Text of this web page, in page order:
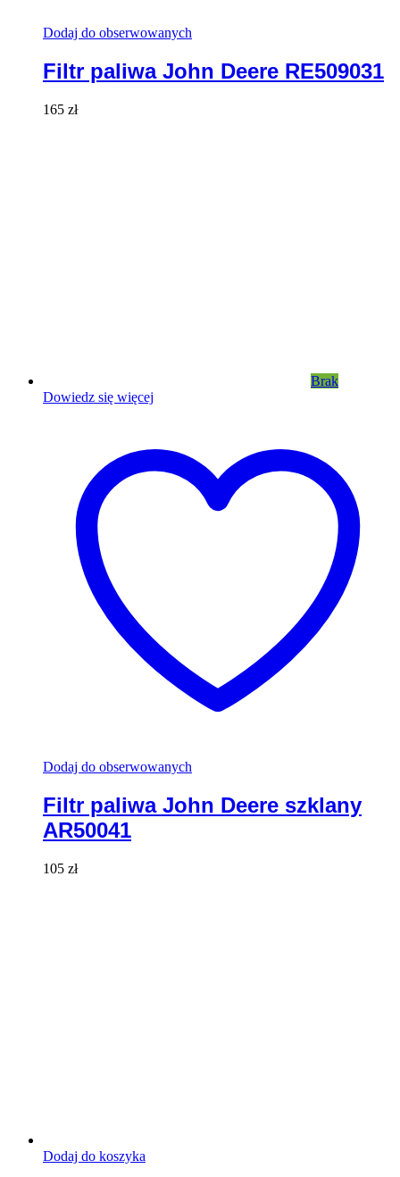
Dodaj do obserwowanych
Filtr paliwa John Deere RE509031
165 zł
Brak
Dowiedz się więcej
Dodaj do obserwowanych
Filtr paliwa John Deere szklany
AR50041
105 zł
Dodaj do koszyka